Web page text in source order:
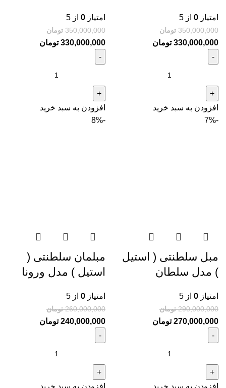
امتیاز 0 از 5
350,000,000 تومان
330,000,000 تومان
افزودن به سبد خرید
امتیاز 0 از 5
350,000,000 تومان
330,000,000 تومان
افزودن به سبد خرید
-7%
مبل سلطنتی ( استیل
) مدل سلطان
امتیاز 0 از 5
290,000,000 تومان
270,000,000 تومان
افزودن به سبد خرید
-8%
مبلمان سلطنتی (
استیل ) مدل ورونا
امتیاز 0 از 5
260,000,000 تومان
240,000,000 تومان
افزودن به سبد خرید